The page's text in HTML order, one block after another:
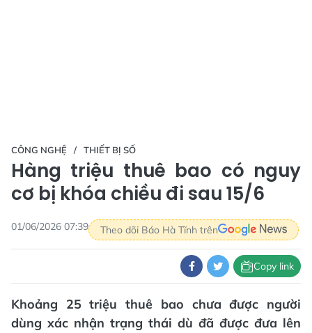
CÔNG NGHỆ THIẾT BỊ SỐ
Hàng triệu thuê bao có nguy
cơ bị khóa chiều đi sau 15/6
01/06/2026 07:39 Theo dõi Báo Hà Tĩnh trên
Copy link
Khoảng 25 triệu thuê bao chưa được người
dùng xác nhận trạng thái dù đã được đưa lên